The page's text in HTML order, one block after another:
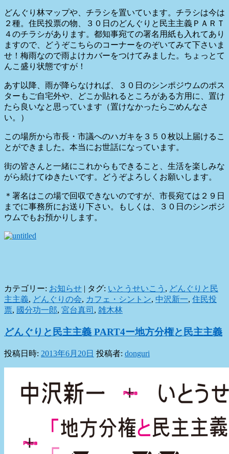
どんぐり林マップや、チラシを置いています。チラシは今は
２種。住民投票の物、３０日のどんぐりと民主主義ＰＡＲＴ
４のチラシがあります。都知事宛ての署名用紙も入れてあり
ますので、どうぞこちらのコーナーをのぞいてみて下さいま
せ！ 梅雨なので雨よけカバーをつけてみました。ちょっとて
んこ盛り状態ですが！
あす以降、雨が降らなければ、３０日のシンポジウムのポス
ターもご自宅外や、どこか貼れるところがある方用に、置け
たら良いなと思っています（置けなかったらごめんなさ
い。）
この場所から市長・市議へのハガキを３５０枚以上届けるこ
とができました。本当にお世話になっています。
街の皆さんと一緒にこれからもできること、生活を楽しみな
がら続けてゆきたいです。どうぞよろしくお願いします。
＊署名はこの場で回収できないのですが、市長宛ては２９日
までに事務所にお送り下さい。もしくは、３０日のシンポジ
ウムでもお預かりします。
カテゴリー: お知らせ | タグ: いとうせいこう , どんぐりと民
主主義, どんぐりの会, カフェ・シントン, 中沢新一, 住民投
票, 國分功一郎, 宮台真司 , 雑木林
どんぐりと民主主義 PART4ー地方分権と民主主義
投稿日時: 2013年6月20日 投稿者: donguri